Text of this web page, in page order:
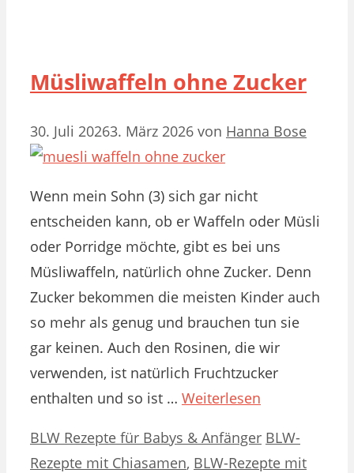
Müsliwaffeln ohne Zucker
30. Juli 20263. März 2026 von Hanna Bose
Wenn mein Sohn (3) sich gar nicht
entscheiden kann, ob er Waffeln oder Müsli
oder Porridge möchte, gibt es bei uns
Müsliwaffeln, natürlich ohne Zucker. Denn
Zucker bekommen die meisten Kinder auch
so mehr als genug und brauchen tun sie
gar keinen. Auch den Rosinen, die wir
verwenden, ist natürlich Fruchtzucker
enthalten und so ist … Weiterlesen
Kategorien
BLW Rezepte für Babys & Anfänger Schlagwörter
BLW-
Rezepte mit Chiasamen, BLW-Rezepte mit